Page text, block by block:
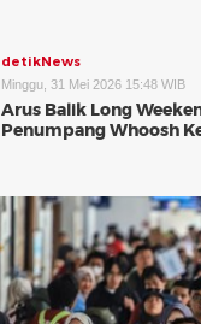
detikNews
Minggu, 31 Mei 2026 15:48 WIB
Arus Balik Long
Penumpang Whoosh